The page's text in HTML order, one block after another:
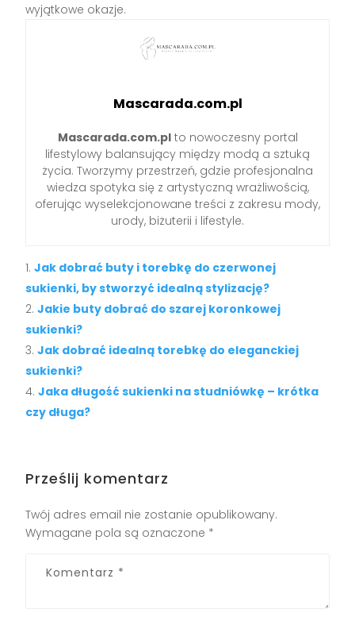
wyjątkowe okazje.
Mascarada.com.pl
Mascarada.com.plto nowoczesny portal
lifestylowy balansujący między modą a sztuką
życia. Tworzymy przestrzeń, gdzie profesjonalna
wiedza spotyka się z artystyczną wrażliwością,
oferując wyselekcjonowane treści z zakresu mody,
urody, biżuterii i lifestyle.
Jak dobrać buty i torebkę do czerwonej
sukienki, by stworzyć idealną stylizację?
Jakie buty dobrać do szarej koronkowej
sukienki?
Jak dobrać idealną torebkę do eleganckiej
sukienki?
Jaka długość sukienki na studniówkę – krótka
czy długa?
Prześlij komentarz
Twój adres email nie zostanie opublikowany.
Wymagane pola są oznaczone *